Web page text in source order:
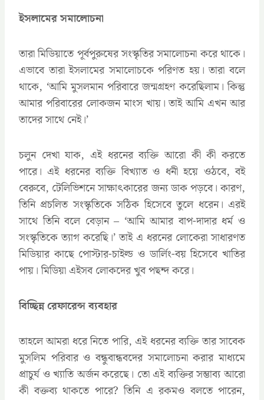
ইসলামের সমালোচনা
তারা মিডিয়াতে পূর্বপুরুষের সংস্কৃতির সমালোচনা করে থাকে।
এভাবে তারা ইসলামের সমালোচকে পরিণত হয়। তারা বলে
থাকে, ‘আমি মুসলমান পরিবারে জন্মগ্রহণ করেছিলাম। কিন্তু
আমার পরিবারের লোকজন মাংস খায়। তাই আমি এখন আর
তাদের সাথে নেই।’
চলুন দেখা যাক, এই ধরনের ব্যক্তি আরো কী কী করতে
পারে। এই ধরনের ব্যক্তি বিখ্যাত ও ধনী হয়ে ওঠবে, বই
বেরুবে, টেলিভিশনে সাক্ষাৎকারের জন্য ডাক পড়বে। কারণ,
তিনি প্রচলিত সংস্কৃতিকে সঠিক হিসেবে তুলে ধরেন। এরই
সাথে তিনি বলে বেড়ান – ‘আমি আমার বাপ-দাদার ধর্ম ও
সংস্কৃতিকে ত্যাগ করেছি।’ তাই এ ধরনের লোকেরা সাধারণত
মিডিয়ার কাছে পোস্টার-চাইল্ড ও ডার্লিং-বয় হিসেবে খাতির
পায়। মিডিয়া এইসব লোকদের খুব পছন্দ করে।
বিচ্ছিন্ন রেফারেন্স ব্যবহার
তাহলে আমরা ধরে নিতে পারি, এই ধরনের ব্যক্তি তার সাবেক
মুসলিম পরিবার ও বন্ধুবান্ধবদের সমালোচনা করার মাধ্যমে
প্রাচুর্য ও খ্যাতি অর্জন করেছে। তো এই ব্যক্তির সম্ভাব্য আরো
কী বক্তব্য থাকতে পারে? তিনি এ রকমও বলতে পারেন,